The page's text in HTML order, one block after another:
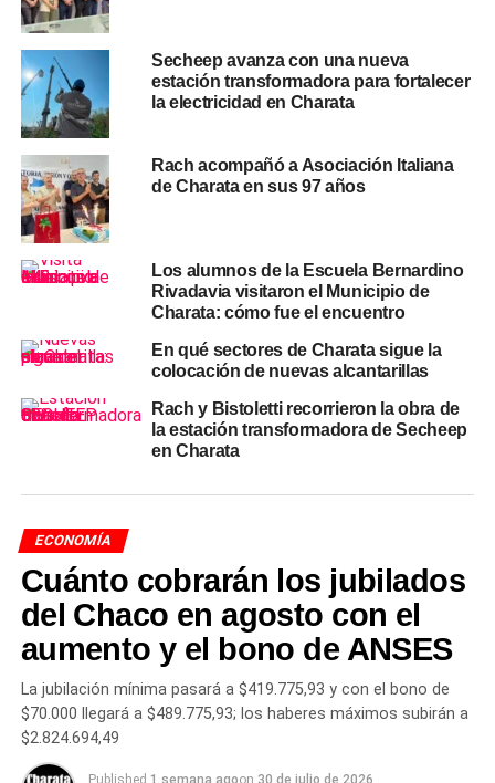
Tras el sorteo, cada empresa e institución participante
quedó con su espacio asignado en el predio. La
organización confirmó que el área disponible será más
amplia que en ediciones anteriores para dar respuesta a
la creciente demanda de stands y garantizar mayor
comodidad tanto para expositores como para el público.
Además de la ofertaagroindustrialy comercial, la 23°
edición incluirá propuestas gastronómicas, espectáculos
y actividades para disfrutar en familia, consolidando el
perfil integral que distingue a Agronea como un encuentro
que trasciende lo estrictamente productivo.
Desde elMunicipiodeCharatarenovaron su
acompañamiento al evento y ratificaron el orgullo
institucional por una muestra que «desde Charata, año
tras año, sigue creciendo y consolidándose como
uno de los encuentros agroindustriales más
TEMAS RELACIONADOS
AGRONEA 2026
ECOSISTEMA DE OPORTUNIDADES
JULIO 2026
LUCAS NASS
MARÍA LUISA CHOMIAK
MUESTRA AGROINDUSTRIAL
OSCAR DUDIK
RUBÉN RACH
El Nuevo Banco del Chaco habilitó el Adelanto
Chaco 24 para anticipar compras sin intereses
con tarjeta de débito
NOTICIAS
Secheep avanza con una nueva
estación transformadora para fortalecer
la electricidad en Charata
Rach acompañó a Asociación Italiana
de Charata en sus 97 años
Los alumnos de la Escuela Bernardino
Rivadavia visitaron el Municipio de
Charata: cómo fue el encuentro
En qué sectores de Charata sigue la
colocación de nuevas alcantarillas
Rach y Bistoletti recorrieron la obra de
la estación transformadora de Secheep
en Charata
ECONOMÍA
Cuánto cobrarán los jubilados
del Chaco en agosto con el
aumento y el bono de ANSES
La jubilación mínima pasará a $419.775,93 y con el bono de
$70.000 llegará a $489.775,93; los haberes máximos subirán a
$2.824.694,49
Published 1 semana agoon 30 de julio de 2026